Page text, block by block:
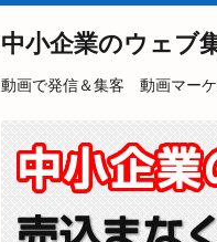
中小企業のウェブ
動画で発信＆集客 動画マー